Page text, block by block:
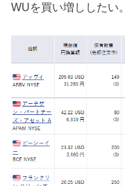
WUを買い増ししたい。